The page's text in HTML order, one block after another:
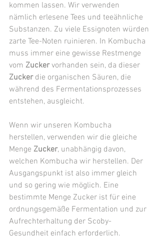
kommen lassen. Wir verwenden
nämlich erlesene Tees und teeähnliche
Substanzen. Zu viele Essignoten würden
zarte Tee-Noten ruinieren. In Kombucha
muss immer eine gewisse Restmenge
vom Zucker vorhanden sein, da dieser
Zucker die organischen Säuren, die
während des Fermentationsprozesses
entstehen, ausgleicht.
Wenn wir unseren Kombucha
herstellen, verwenden wir die gleiche
Menge Zucker, unabhängig davon,
welchen Kombucha wir herstellen. Der
Ausgangspunkt ist also immer gleich
und so gering wie möglich. Eine
bestimmte Menge Zucker ist für eine
ordnungsgemäße Fermentation und zur
Aufrechterhaltung der Scoby-
Gesundheit einfach erforderlich.